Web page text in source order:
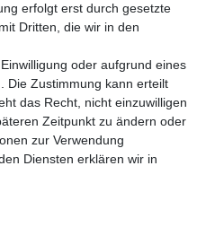
erfolgt erst durch gesetzte
Dritten, die wir in den
oder aufgrund eines
Die Zustimmung kann erteilt
das Recht, nicht einzuwilligen
Zeitpunkt zu ändern oder
zur Verwendung
Diensten erklären wir in